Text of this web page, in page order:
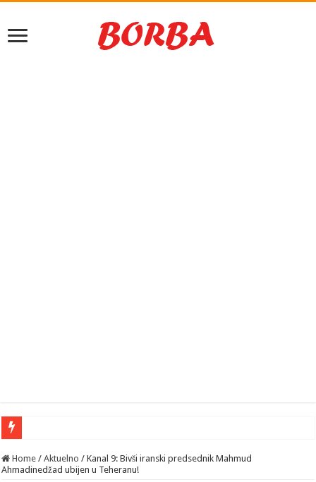
Home / Aktuelno / Kanal 9: Bivši iranski predsednik Mahmud
Ahmadinedžad ubijen u Teheranu!